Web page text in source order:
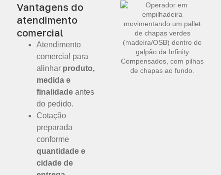
Vantagens do
atendimento
comercial
Atendimento
comercial para
alinhar produto,
medida e
finalidade antes
do pedido.
Cotação
preparada
conforme
quantidade e
cidade de